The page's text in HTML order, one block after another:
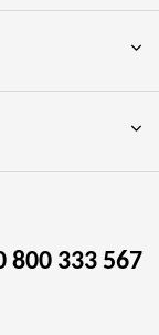
800 333 567